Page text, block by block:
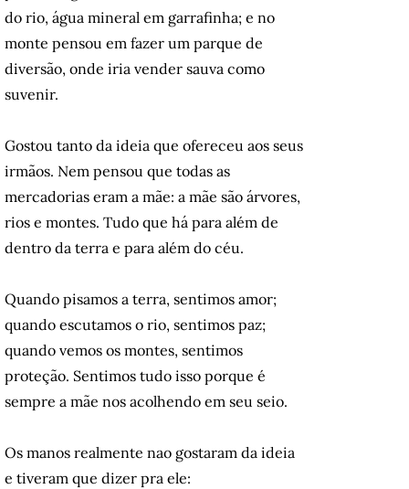
do rio, água mineral em garrafinha; e no
monte pensou em fazer um parque de
diversão, onde iria vender sauva como
suvenir.
Gostou tanto da ideia que ofereceu aos seus
irmãos. Nem pensou que todas as
mercadorias eram a mãe: a mãe são árvores,
rios e montes. Tudo que há para além de
dentro da terra e para além do céu.
Quando pisamos a terra, sentimos amor;
quando escutamos o rio, sentimos paz;
quando vemos os montes, sentimos
proteção. Sentimos tudo isso porque é
sempre a mãe nos acolhendo em seu seio.
Os manos realmente nao gostaram da ideia
e tiveram que dizer pra ele: